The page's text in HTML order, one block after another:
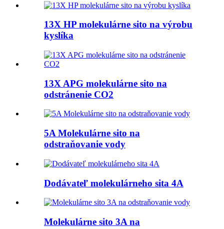
13X HP molekulárne sito na výrobu
kyslíka
13X APG molekulárne sito na
odstránenie CO2
5A Molekulárne sito na
odstraňovanie vody
Dodávateľ molekulárneho sita 4A
Molekulárne sito 3A na